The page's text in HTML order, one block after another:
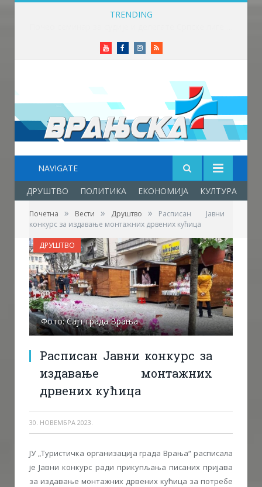
TRENDING
YoutubeFacebookInstagram
RSS
NAVIGATE
ДРУШТВО ПОЛИТИКА ЕКОНОМИЈА КУЛТУРА
Почетна » Вести » Друштво »
Расписан Јавни
конкурс за издавање монтажних дрвених кућица
Фото: Сајт града Врања
Расписан Јавни конкурс за
издавање монтажних
дрвених кућица
30. НОВЕМБРА 2023.
ДРУШТВО
ЈУ „Туристичка организација града Врања“ расписала
је Јавни конкурс ради прикупљања писаних пријава
за издавање монтажних дрвених кућица за потребе